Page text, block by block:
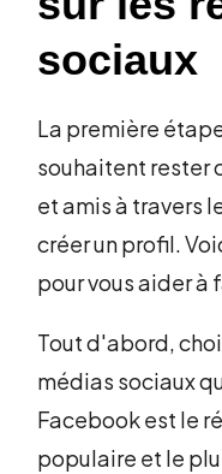
sociaux
La première
souhaitent rester
et amis à travers
créer un profil.
pour vous aider à
Tout d'abord,
médias sociaux
Facebook est le
populaire et le